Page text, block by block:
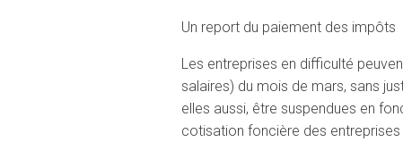
Un report du paiement des impôts
Les entreprises en difficulté
salaires) du mois de mars, sans
elles aussi, être suspendues en
cotisation foncière des